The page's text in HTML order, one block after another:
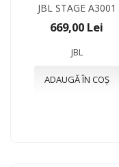
JBL STAGE A3001
669,00 Lei
JBL
ADAUGĂ ÎN COȘ